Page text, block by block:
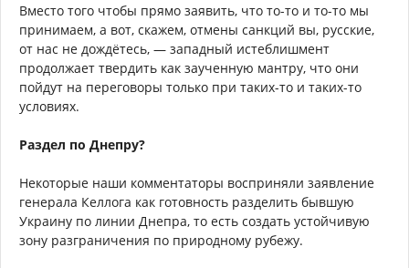
Вместо того чтобы прямо заявить, что то-то и то-то мы
принимаем, а вот, скажем, отмены санкций вы, русские,
от нас не дождётесь, — западный истеблишмент
продолжает твердить как заученную мантру, что они
пойдут на переговоры только при таких-то и таких-то
условиях.
Раздел по Днепру?
Некоторые наши комментаторы восприняли заявление
генерала Келлога как готовность разделить бывшую
Украину по линии Днепра, то есть создать устойчивую
зону разграничения по природному рубежу.